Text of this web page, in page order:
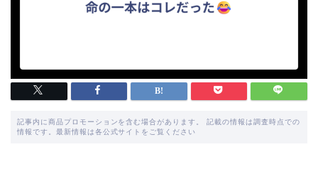
記事内に商品プロモーションを含む場合があります。 記載の情報は調査時点での
情報です。最新情報は各公式サイトをご覧ください